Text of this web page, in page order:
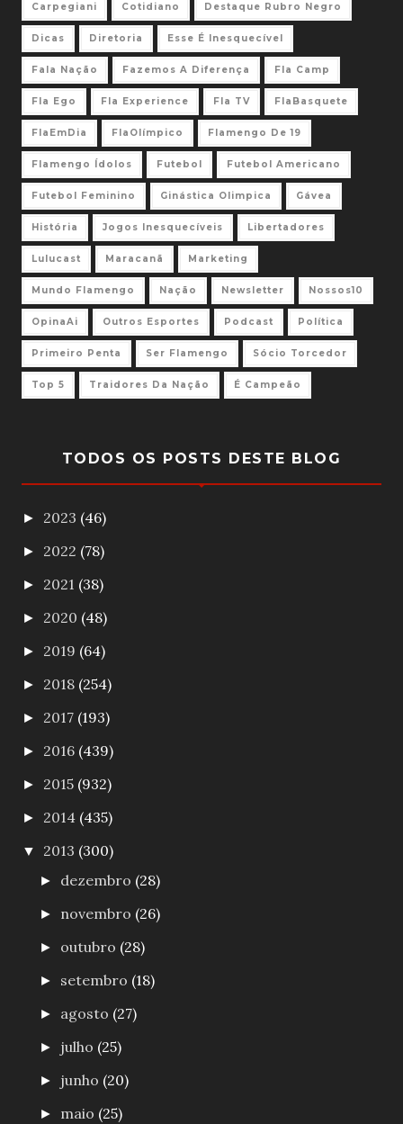
Carpegiani Cotidiano Destaque Rubro Negro
Dicas Diretoria Esse É Inesquecível
Fala Nação Fazemos A Diferença Fla Camp
Fla Ego Fla Experience Fla TV FlaBasquete
FlaEmDia FlaOlímpico Flamengo De 19
Flamengo Ídolos Futebol Futebol Americano
Futebol Feminino Ginástica Olimpica Gávea
História Jogos Inesquecíveis Libertadores
Lulucast Maracanã Marketing
Mundo Flamengo Nação Newsletter Nossos10
OpinaAi Outros Esportes Podcast Política
Primeiro Penta Ser Flamengo Sócio Torcedor
Top 5 Traidores Da Nação É Campeão
TODOS OS POSTS DESTE BLOG
► 2023 (46)
► 2022 (78)
► 2021 (38)
► 2020 (48)
► 2019 (64)
► 2018 (254)
► 2017 (193)
► 2016 (439)
► 2015 (932)
► 2014 (435)
▼ 2013 (300)
► dezembro (28)
► novembro (26)
► outubro (28)
► setembro (18)
► agosto (27)
► julho (25)
► junho (20)
► maio (25)